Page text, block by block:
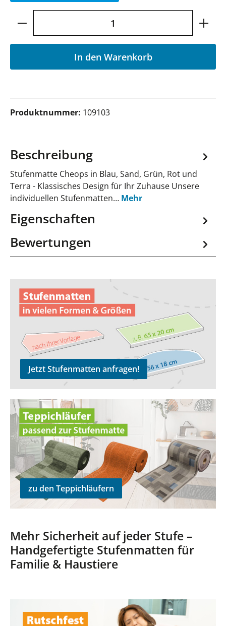
Produkt Anzahl: Gib den gewünschten
In den Warenkorb
Produktnummer: 109103
Beschreibung
Stufenmatte Cheops in Blau, Sand, Grün, Rot und
Terra - Klassisches Design für Ihr Zuhause Unsere
individuellen Stufenmatten… Mehr
Eigenschaften
Bewertungen
Jetzt Stufenmatten anfragen!
zu den Teppichläufern
zu den Teppichläufern
Mehr Sicherheit auf jeder Stufe –
Handgefertigte Stufenmatten für
Familie & Haustiere